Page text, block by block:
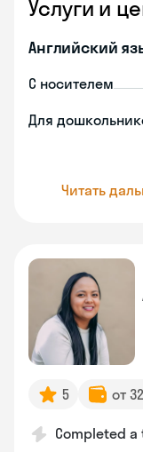
Услуги и
Английский
С носителем
Для
Читать
5 от
Completed